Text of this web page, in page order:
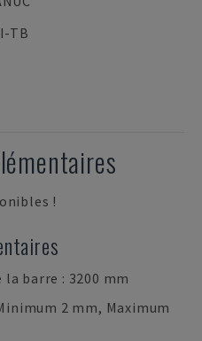
TB
!
barre : 3200 mm
2 mm, Maximum